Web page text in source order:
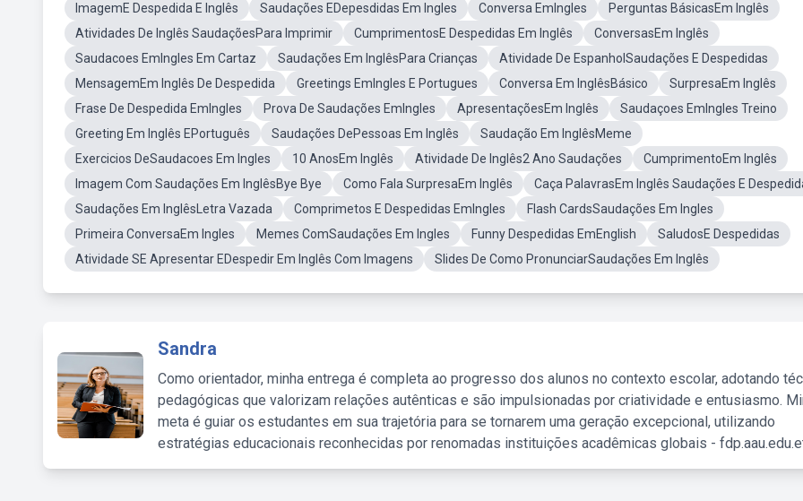
ImagemE Despedida E Inglês
Saudações EDepesdidas Em Ingles Conversa EmIngles
Perguntas BásicasEm Inglês
Atividades De Inglês SaudaçõesPara Imprimir
CumprimentosE Despedidas Em Inglês
ConversasEm Inglês
Saudacoes EmIngles Em Cartaz
Saudações Em InglêsPara Crianças
Atividade De EspanholSaudações E Despedidas
MensagemEm Inglês De Despedida
Greetings EmIngles E Portugues Conversa Em InglêsBásico
SurpresaEm Inglês
Frase De Despedida EmIngles
Prova De Saudações EmIngles ApresentaçõesEm Inglês
Saudaçoes EmIngles Treino
Greeting Em Inglês EPortuguês
Saudações DePessoas Em Inglês
Saudação Em InglêsMeme
Exercicios DeSaudacoes Em Ingles
10 AnosEm Inglês Atividade De Inglês2 Ano Saudações
CumprimentoEm Inglês
Imagem Com Saudações Em InglêsBye Bye
Como Fala SurpresaEm Inglês
Caça PalavrasEm Inglês Saudações E
Saudações Em InglêsLetra Vazada
Comprimetos E Despedidas EmIngles
Flash CardsSaudações Em Ingles
Primeira ConversaEm Ingles
Memes ComSaudações Em Ingles Funny Despedidas EmEnglish
SaludosE Despedidas
Atividade SE Apresentar EDespedir Em Inglês Com Imagens
Slides De Como PronunciarSaudações Em Inglês
Sandra
Como orientador, minha entrega é completa ao progresso dos alunos no contexto escolar, adotando
pedagógicas que valorizam relações autênticas e são impulsionadas por criatividade e entusiasmo.
meta é guiar os estudantes em sua trajetória para se tornarem uma geração excepcional, utilizando
estratégias educacionais reconhecidas por renomadas instituições acadêmicas globais -